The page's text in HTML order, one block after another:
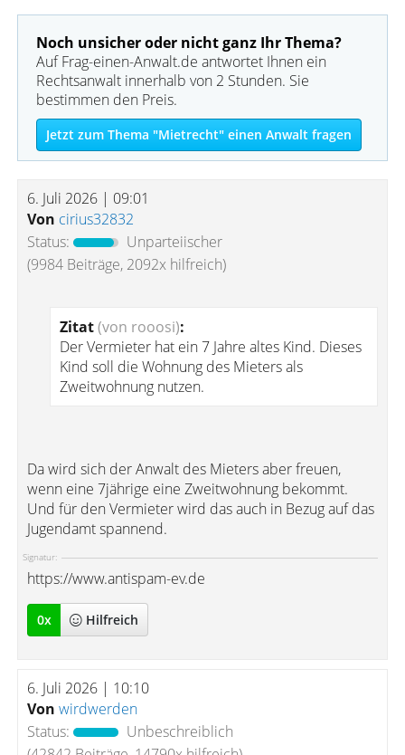
Noch unsicher oder nicht ganz Ihr Thema?
Auf Frag-einen-Anwalt.de antwortet Ihnen ein
Rechtsanwalt innerhalb von 2 Stunden. Sie
bestimmen den Preis.
Jetzt zum Thema "Mietrecht" einen Anwalt fragen
6. Juli 2026 | 09:01
Von cirius32832
Status:
Unparteiischer
(9984 Beiträge, 2092x hilfreich)
Zitat(von rooosi):
Der Vermieter hat ein 7 Jahre altes Kind. Dieses
Kind soll die Wohnung des Mieters als
Zweitwohnung nutzen.
Da wird sich der Anwalt des Mieters aber freuen,
wenn eine 7jährige eine Zweitwohnung bekommt.
Und für den Vermieter wird das auch in Bezug auf das
Jugendamt spannend.
Signatur:
https://www.antispam-ev.de
0x Hilfreich
6. Juli 2026 | 10:10
Von wirdwerden
Status:
Unbeschreiblich